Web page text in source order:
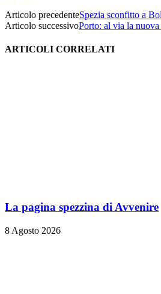
Articolo precedenteSpezia sconfitto a
Articolo successivoPorto: al via la
ARTICOLI CORRELATI
La pagina spezzina di Avvenire
8 Agosto 2026